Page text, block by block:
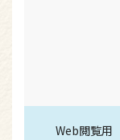
Web閲覧用